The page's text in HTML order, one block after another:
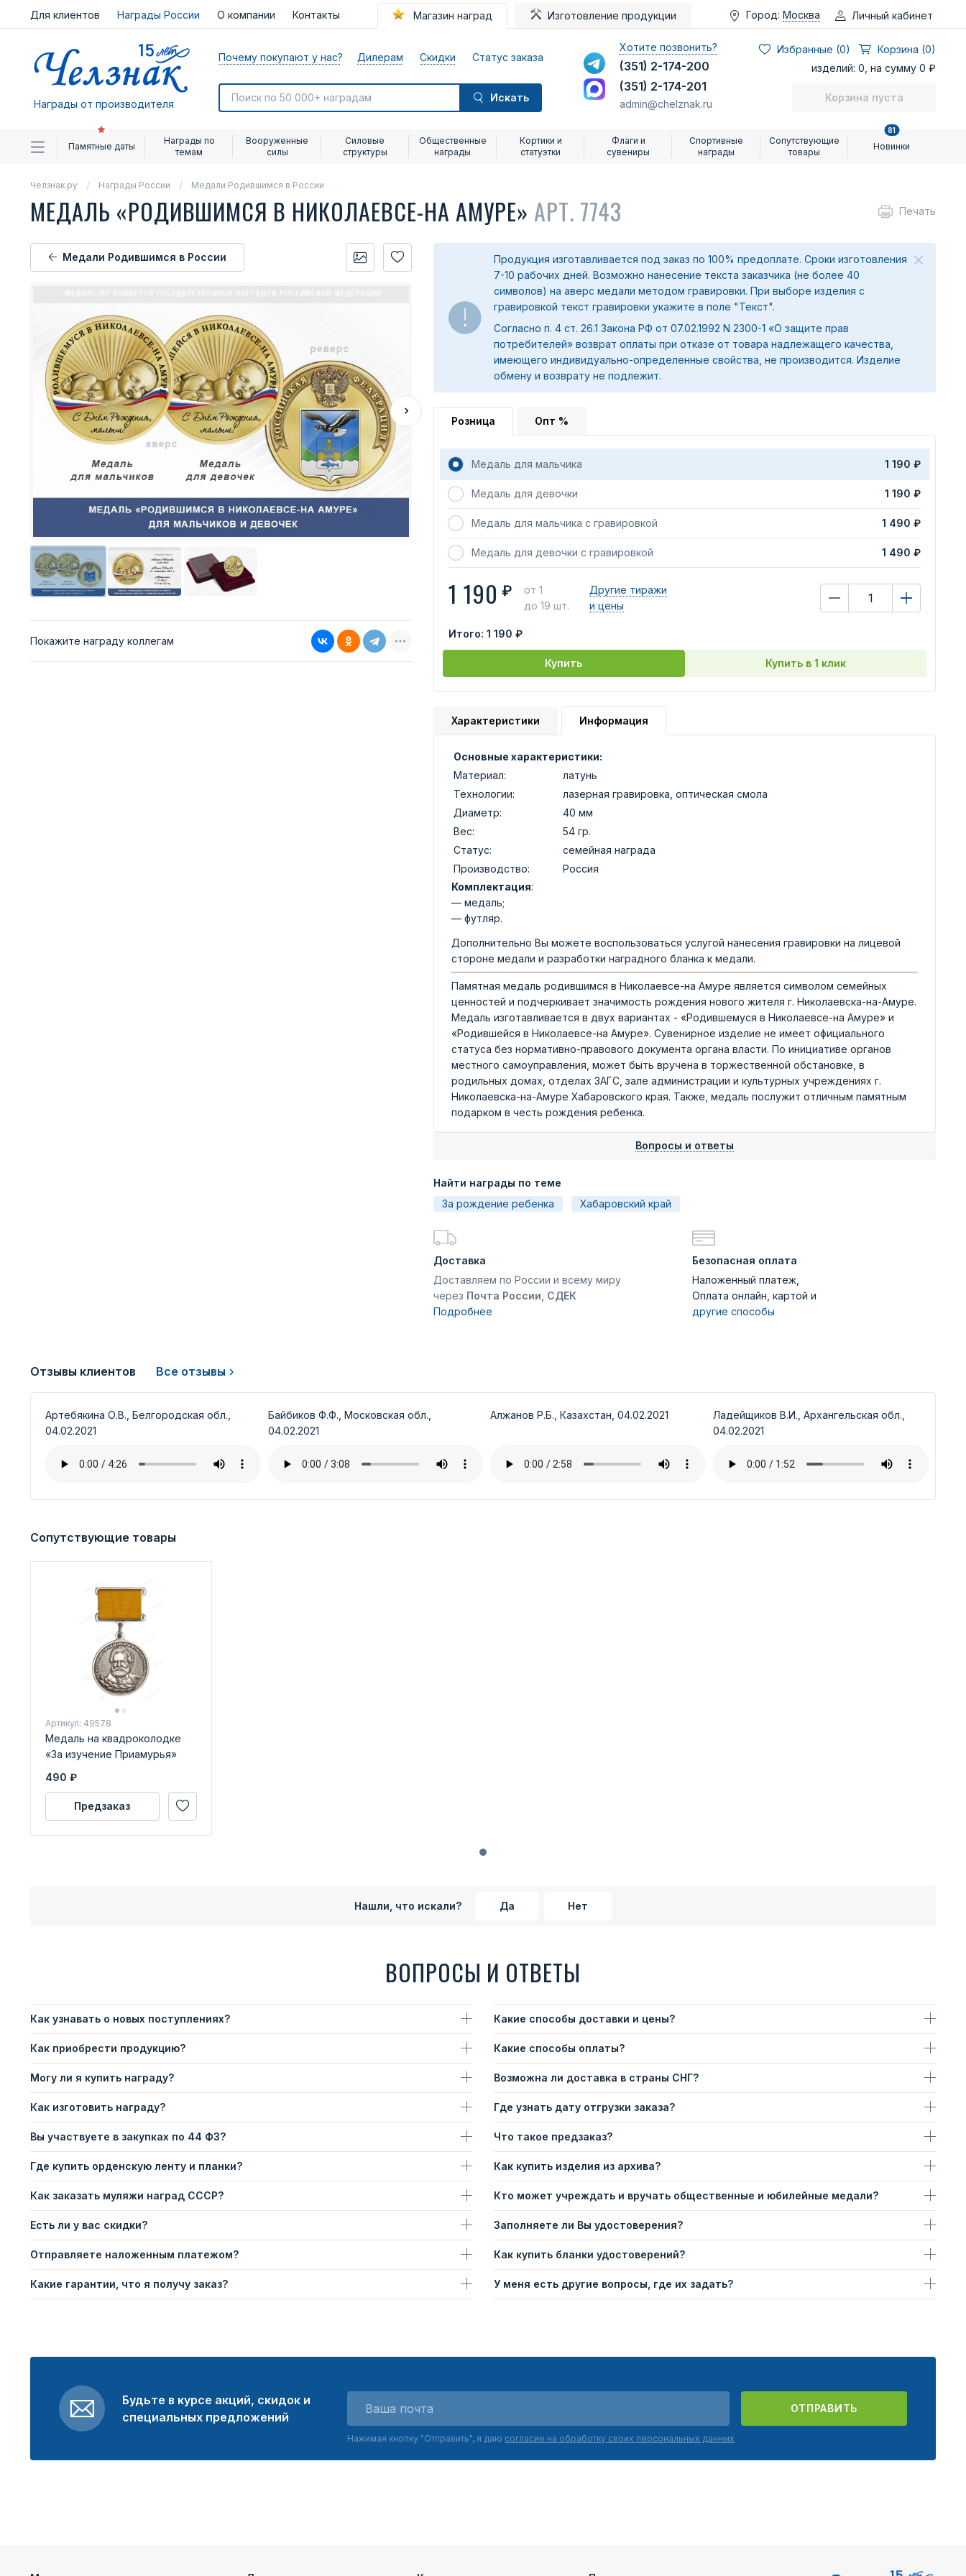
Для клиентов Награды России О компании Контакты Магазин наград Изготовление продукции Город: Москва Личный кабинет
Награды от производителя
Почему покупают у нас? Дилерам Скидки Статус заказа
Искать
Хотите позвонить?
(351) 2-174-200
(351) 2-174-201
admin@chelznak.ru
Избранные (0)
Корзина (0)
изделий: 0, на сумму 0 ₽
Корзина пуста
Памятные даты
Награды по
темам
Вооруженные
силы
Силовые
структуры
Общественные
награды
Кортики и
статуэтки
Флаги и
сувениры
Спортивные
награды
Сопутствующие
товары
Новинки
81
Челзнак.ру Награды России Медали Родившимся в России
МЕДАЛЬ «РОДИВШИМСЯ В НИКОЛАЕВСЕ-НА АМУРЕ» АРТ. 7743 Печать
Медали Родившимся в России
Покажите награду коллегам
Продукция изготавливается под заказ по 100% предоплате. Сроки изготовления
7-10 рабочих дней. Возможно нанесение текста заказчика (не более 40
символов) на аверс медали методом гравировки. При выборе изделия с
гравировкой текст гравировки укажите в поле "Текст".
Согласно п. 4 ст. 26.1 Закона РФ от 07.02.1992 N 2300-1 «О защите прав
потребителей» возврат оплаты при отказе от товара надлежащего качества,
имеющего индивидуально-определенные свойства, не производится. Изделие
обмену и возврату не подлежит.
Розница Опт %
Медаль для мальчика 1 190 ₽
Медаль для девочки 1 190 ₽
Медаль для мальчика с гравировкой 1 490 ₽
Медаль для девочки с гравировкой 1 490 ₽
1 190 ₽
от 1
до 19 шт.
Другие тиражи
и цены
Итого: 1 190 ₽
Купить Купить в 1 клик
Характеристики Информация
Основные характеристики:
Материал:
латунь
Технологии:
лазерная гравировка, оптическая смола
Диаметр:
40 мм
Вес:
54 гр.
Статус:
семейная награда
Производство:
Россия
Комплектация:
— медаль;
— футляр.
Дополнительно Вы можете воспользоваться услугой нанесения гравировки на лицевой
стороне медали и разработки наградного бланка к медали.
Памятная медаль родившимся в Николаевсе-на Амуре является символом семейных
ценностей и подчеркивает значимость рождения нового жителя г. Николаевска-на-Амуре.
Медаль изготавливается в двух вариантах - «Родившемуся в Николаевсе-на Амуре» и
«Родившейся в Николаевсе-на Амуре». Сувенирное изделие не имеет официального
статуса без нормативно-правового документа органа власти. По инициативе органов
местного самоуправления, может быть вручена в торжественной обстановке, в
родильных домах, отделах ЗАГС, зале администрации и культурных учреждениях г.
Николаевска-на-Амуре Хабаровского края. Также, медаль послужит отличным памятным
подарком в честь рождения ребенка.
Вопросы и ответы
Найти награды по теме
За рождение ребенка
Хабаровский край
Доставка
Доставляем по России и всему миру
через Почта России, СДЕК
Подробнее
Безопасная оплата
Наложенный платеж,
Оплата онлайн, картой и
другие способы
Отзывы клиентов Все отзывы
Артебякина О.В., Белгородская обл.,
04.02.2021
Байбиков Ф.Ф., Московская обл.,
04.02.2021
Алжанов Р.Б., Казахстан, 04.02.2021
Ладейщиков В.И., Архангельская обл.,
04.02.2021
Сопутствующие товары
Артикул: 49578
Медаль на квадроколодке
«За изучение Приамурья»
490 ₽
Предзаказ
Нашли, что искали? Да Нет
ВОПРОСЫ И ОТВЕТЫ
Как узнавать о новых поступлениях?
Как приобрести продукцию?
Могу ли я купить награду?
Как изготовить награду?
Вы участвуете в закупках по 44 ФЗ?
Где купить орденскую ленту и планки?
Как заказать муляжи наград СССР?
Есть ли у вас скидки?
Отправляете наложенным платежом?
Какие гарантии, что я получу заказ?
Какие способы доставки и цены?
Какие способы оплаты?
Возможна ли доставка в страны СНГ?
Где узнать дату отгрузки заказа?
Что такое предзаказ?
Как купить изделия из архива?
Кто может учреждать и вручать общественные и юбилейные медали?
Заполняете ли Вы удостоверения?
Как купить бланки удостоверений?
У меня есть другие вопросы, где их задать?
Будьте в курсе акций, скидок и
специальных предложений
ОТПРАВИТЬ
Нажимая кнопку "Отправить", я даю согласие на обработку своих персональных данных